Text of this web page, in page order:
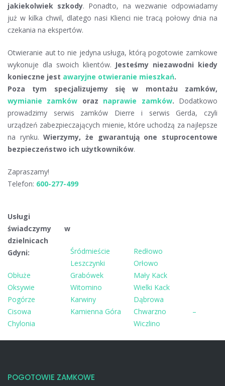
jakiekolwiek szkody. Ponadto, na wezwanie odpowiadamy
już w kilka chwil, dlatego nasi Klienci nie tracą połowy dnia na
czekania na ekspertów.
Otwieranie aut to nie jedyna usługa, którą pogotowie zamkowe
wykonuje dla swoich klientów. Jesteśmy niezawodni kiedy
konieczne jest awaryjne otwieranie mieszkań.
Poza tym specjalizujemy się w montażu zamków,
wymianie zamków oraz naprawie zamków. Dodatkowo
prowadzimy serwis zamków Dierre i serwis Gerda, czyli
urządzeń zabezpieczających mienie, które uchodzą za najlepsze
na rynku. Wierzymy, że gwarantują one stuprocentowe
bezpieczeństwo ich użytkowników.
Zapraszamy!
Telefon: 600-277-499
Usługi
świadczymy w
dzielnicach
Gdyni:
Obłuże
Oksywie
Pogórze
Cisowa
Chylonia
Śródmieście
Leszczynki
Grabówek
Witomino
Karwiny
Kamienna Góra
Redłowo
Orłowo
Mały Kack
Wielki Kack
Dąbrowa
Chwarzno –
Wiczlino
POGOTOWIE ZAMKOWE